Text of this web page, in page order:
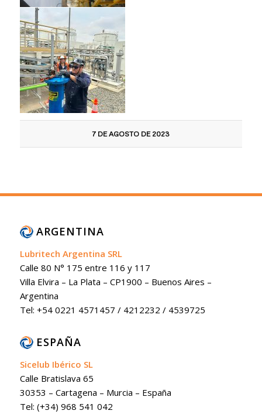
7 DE AGOSTO DE 2023
ARGENTINA
Lubritech Argentina SRL
Calle 80 N° 175 entre 116 y 117
Villa Elvira – La Plata – CP1900 – Buenos Aires –
Argentina
Tel: +54 0221 4571457 / 4212232 / 4539725
ESPAÑA
Sicelub Ibérico SL
Calle Bratislava 65
30353 – Cartagena – Murcia – España
Tel: (+34) 968 541 042